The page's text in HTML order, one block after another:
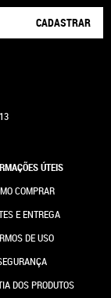
CADASTRAR
ÚTEIS
COMPRAR
E ENTREGA
DE USO
DOS PRODUTOS